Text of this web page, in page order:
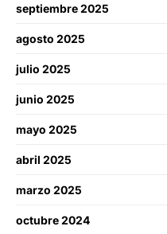
septiembre 2025
agosto 2025
julio 2025
junio 2025
mayo 2025
abril 2025
marzo 2025
octubre 2024